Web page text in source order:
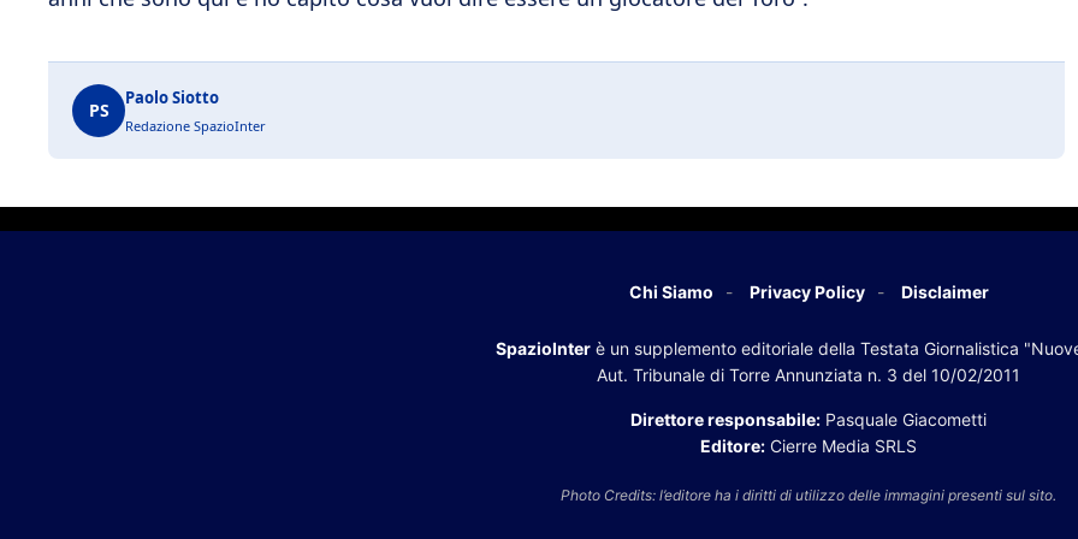
PS
Paolo Siotto
Redazione SpazioInter
Chi Siamo Privacy Policy Disclaimer
SpazioInterè un supplemento editoriale della Testata Giornalistica
Aut. Tribunale di Torre Annunziata n. 3 del 10/02/2011
Direttore responsabile: Pasquale Giacometti
Editore: Cierre Media SRLS
Photo Credits: l’editore ha i diritti di utilizzo delle immagini presenti sul sito.